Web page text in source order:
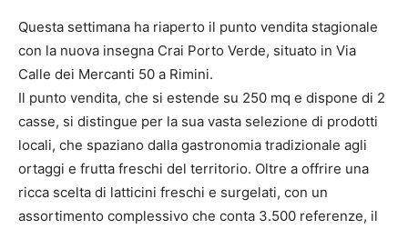
Questa settimana ha riaperto il punto vendita stagionale
con la nuova insegna Crai Porto Verde, situato in Via
Calle dei Mercanti 50 a Rimini.
Il punto vendita, che si estende su 250 mq e dispone di 2
casse, si distingue per la sua vasta selezione di prodotti
locali, che spaziano dalla gastronomia tradizionale agli
ortaggi e frutta freschi del territorio. Oltre a offrire una
ricca scelta di latticini freschi e surgelati, con un
assortimento complessivo che conta 3.500 referenze, il